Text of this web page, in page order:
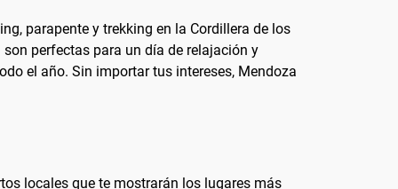
parapente y trekking en la Cordillera de los
perfectas para un día de relajación y
el año. Sin importar tus intereses, Mendoza
locales que te mostrarán los lugares más